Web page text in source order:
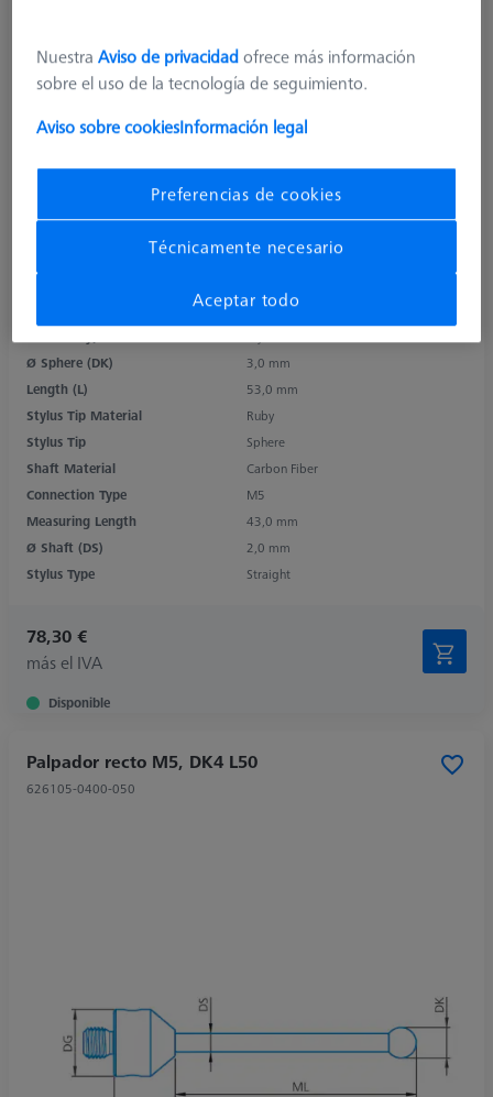
Ø Sphere (DK)
3,0 mm
Length (L)
53,0 mm
Stylus Tip Material
Ruby
Stylus Tip
Sphere
Shaft Material
Carbon Fiber
Connection Type
M5
Measuring Length
43,0 mm
Ø Shaft (DS)
2,0 mm
Stylus Type
Straight
78,30 €
más el IVA
Disponible
Palpador recto M5, DK4 L50
626105-0400-050
NuestraAviso de privacidadofrece más información
sobre el uso de la tecnología de seguimiento.
Aviso sobre cookiesInformación legal
Preferencias de cookies
Técnicamente necesario
Aceptar todo